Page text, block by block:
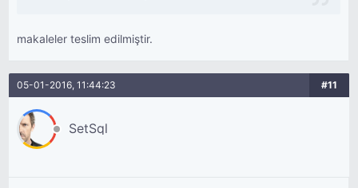
makaleler teslim edilmiştir.
05-01-2016, 11:44:23 #11
SetSql